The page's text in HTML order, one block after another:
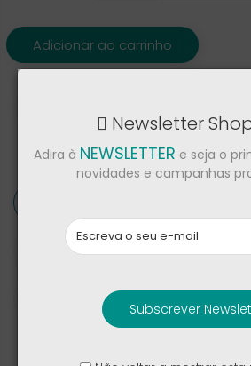
Adicionar ao carrinho
Críticas
Newsletter
Adira à NEWSLETTER e seja o
novidades e campanhas
Subscrever